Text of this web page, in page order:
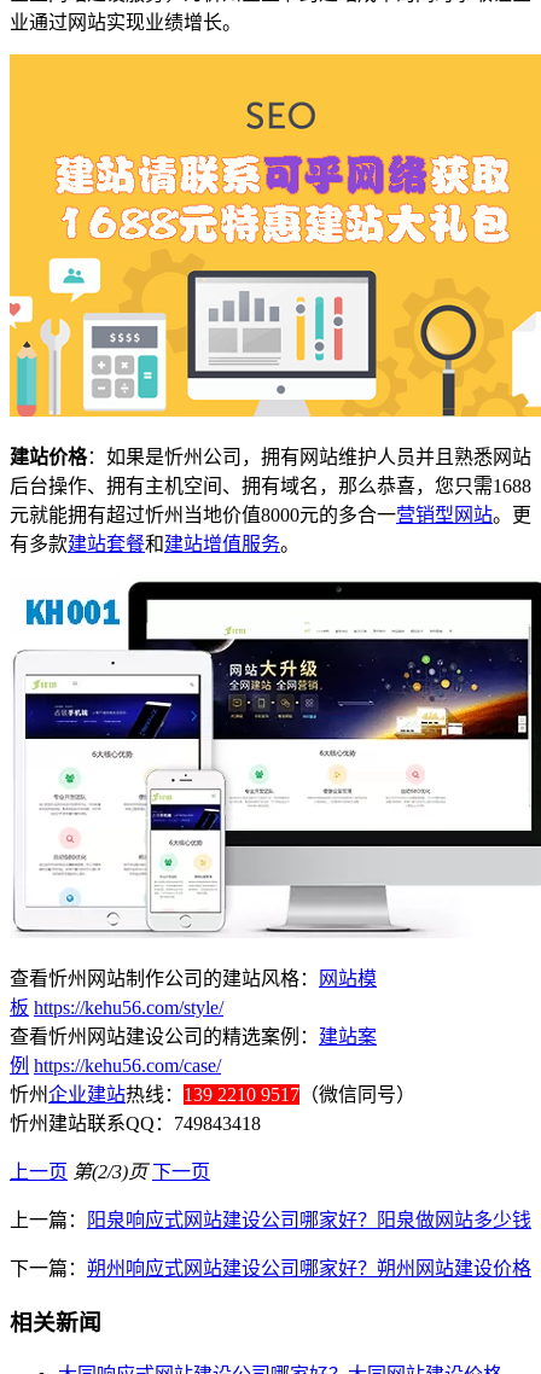
业通过网站实现业绩增长。
建站价格：如果是忻州公司，拥有网站维护人员并且熟悉网站
后台操作、拥有主机空间、拥有域名，那么恭喜，您只需1688
元就能拥有超过忻州当地价值8000元的多合一营销型网站。更
有多款建站套餐和建站增值服务。
查看忻州网站制作公司的建站风格：
网站模
板 https://kehu56.com/style/
查看忻州网站建设公司的精选案例： 建站案
例 https://kehu56.com/case/
忻州企业建站热线： 139 2210 9517 （微信同号）
忻州建站联系QQ：749843418
上一页 第(2/3)页 下一页
上一篇： 阳泉响应式网站建设公司哪家好？阳泉做网站多少钱
下一篇： 朔州响应式网站建设公司哪家好？朔州网站建设价格
相关新闻